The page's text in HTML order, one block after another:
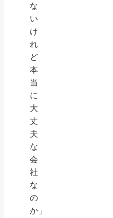
な
い
け
れ
ど
本
当
に
大
丈
夫
な
会
社
な
の
か」